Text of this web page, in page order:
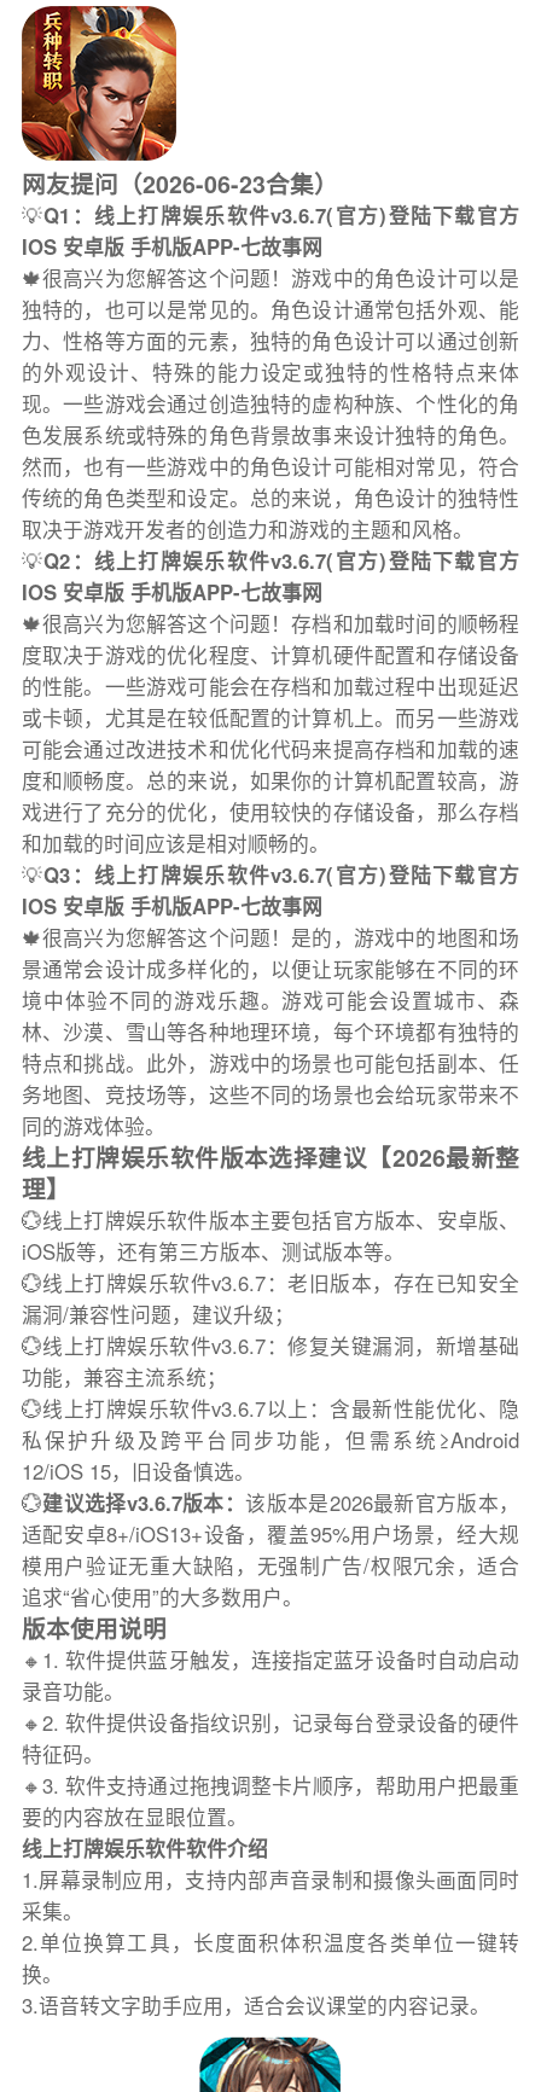
网友提问（2026-06-23合集）
💡Q1：线上打牌娱乐软件v3.6.7(官方)登陆下载官方
IOS 安卓版 手机版APP-七故事网
🍁很高兴为您解答这个问题！游戏中的角色设计可以是
独特的，也可以是常见的。角色设计通常包括外观、能
力、性格等方面的元素，独特的角色设计可以通过创新
的外观设计、特殊的能力设定或独特的性格特点来体
现。一些游戏会通过创造独特的虚构种族、个性化的角
色发展系统或特殊的角色背景故事来设计独特的角色。
然而，也有一些游戏中的角色设计可能相对常见，符合
传统的角色类型和设定。总的来说，角色设计的独特性
取决于游戏开发者的创造力和游戏的主题和风格。
💡Q2：线上打牌娱乐软件v3.6.7(官方)登陆下载官方
IOS 安卓版 手机版APP-七故事网
🍁很高兴为您解答这个问题！存档和加载时间的顺畅程
度取决于游戏的优化程度、计算机硬件配置和存储设备
的性能。一些游戏可能会在存档和加载过程中出现延迟
或卡顿，尤其是在较低配置的计算机上。而另一些游戏
可能会通过改进技术和优化代码来提高存档和加载的速
度和顺畅度。总的来说，如果你的计算机配置较高，游
戏进行了充分的优化，使用较快的存储设备，那么存档
和加载的时间应该是相对顺畅的。
💡Q3：线上打牌娱乐软件v3.6.7(官方)登陆下载官方
IOS 安卓版 手机版APP-七故事网
🍁很高兴为您解答这个问题！是的，游戏中的地图和场
景通常会设计成多样化的，以便让玩家能够在不同的环
境中体验不同的游戏乐趣。游戏可能会设置城市、森
林、沙漠、雪山等各种地理环境，每个环境都有独特的
特点和挑战。此外，游戏中的场景也可能包括副本、任
务地图、竞技场等，这些不同的场景也会给玩家带来不
同的游戏体验。
线上打牌娱乐软件版本选择建议【2026最新整
理】
💮线上打牌娱乐软件版本主要包括官方版本、安卓版、
iOS版等，还有第三方版本、测试版本等。
💮线上打牌娱乐软件v3.6.7：老旧版本，存在已知安全
漏洞/兼容性问题，建议升级；
💮线上打牌娱乐软件v3.6.7：修复关键漏洞，新增基础
功能，兼容主流系统；
💮线上打牌娱乐软件v3.6.7以上：含最新性能优化、隐
私保护升级及跨平台同步功能，但需系统≥Android
12/iOS 15，旧设备慎选。
💮建议选择v3.6.7版本：该版本是2026最新官方版本，
适配安卓8+/iOS13+设备，覆盖95%用户场景，经大规
模用户验证无重大缺陷，无强制广告/权限冗余，适合
追求“省心使用”的大多数用户。
版本使用说明
🔸1. 软件提供蓝牙触发，连接指定蓝牙设备时自动启动
录音功能。
🔸2. 软件提供设备指纹识别，记录每台登录设备的硬件
特征码。
🔸3. 软件支持通过拖拽调整卡片顺序，帮助用户把最重
要的内容放在显眼位置。
线上打牌娱乐软件软件介绍
1.屏幕录制应用，支持内部声音录制和摄像头画面同时
采集。
2.单位换算工具，长度面积体积温度各类单位一键转
换。
3.语音转文字助手应用，适合会议课堂的内容记录。